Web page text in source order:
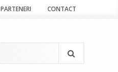
PARTENERI CONTACT